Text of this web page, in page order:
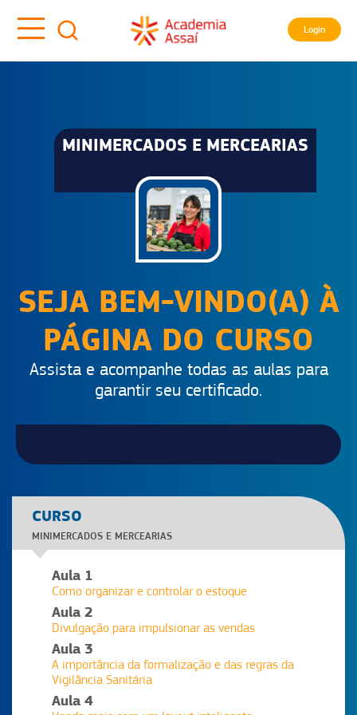
Login
MINIMERCADOS E MERCEARIAS
SEJA BEM-VINDO(A) À
PÁGINA DO CURSO
Assista e acompanhe todas as aulas para
garantir seu certificado.
CURSO
MINIMERCADOS E MERCEARIAS
Aula 1
Como organizar e controlar o estoque
Aula 2
Divulgação para impulsionar as vendas
Aula 3
A importância da formalização e das regras da
Vigilância Sanitária
Aula 4